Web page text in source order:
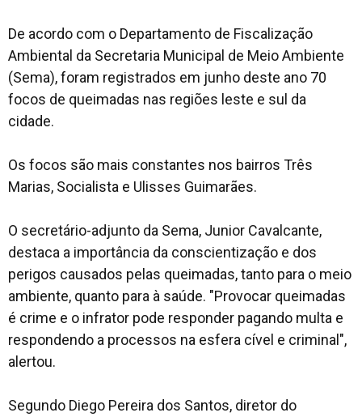
De acordo com o Departamento de Fiscalização
Ambiental da Secretaria Municipal de Meio Ambiente
(Sema), foram registrados em junho deste ano 70
focos de queimadas nas regiões leste e sul da
cidade.
Os focos são mais constantes nos bairros Três
Marias, Socialista e Ulisses Guimarães.
O secretário-adjunto da Sema, Junior Cavalcante,
destaca a importância da conscientização e dos
perigos causados pelas queimadas, tanto para o meio
ambiente, quanto para à saúde. "Provocar queimadas
é crime e o infrator pode responder pagando multa e
respondendo a processos na esfera cível e criminal",
alertou.
Segundo Diego Pereira dos Santos, diretor do